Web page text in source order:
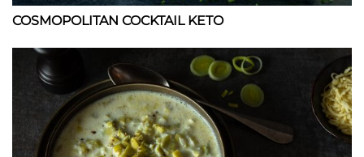
COSMOPOLITAN COCKTAIL KETO